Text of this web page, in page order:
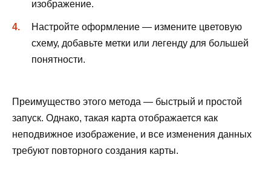
изображение.
Настройте оформление — измените цветовую
схему, добавьте метки или легенду для большей
понятности.
Преимущество этого метода — быстрый и простой
запуск. Однако, такая карта отображается как
неподвижное изображение, и все изменения данных
требуют повторного создания карты.